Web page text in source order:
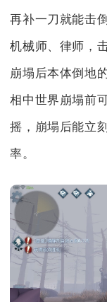
再补一刀就能击
机械师、律师，
崩塌后本体倒地
相中世界崩塌前
摇，崩塌后能立
率。